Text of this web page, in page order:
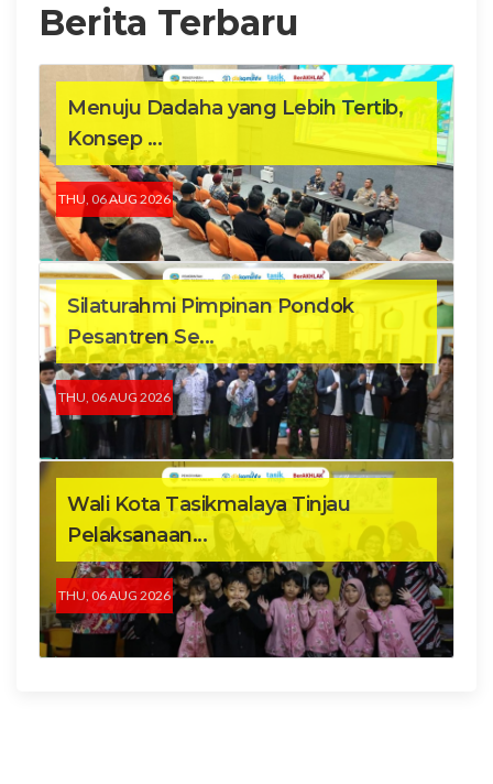
Berita Terbaru
Menuju Dadaha yang Lebih Tertib,
Konsep ...
THU, 06 AUG 2026
Silaturahmi Pimpinan Pondok
Pesantren Se...
THU, 06 AUG 2026
Wali Kota Tasikmalaya Tinjau
Pelaksanaan...
THU, 06 AUG 2026